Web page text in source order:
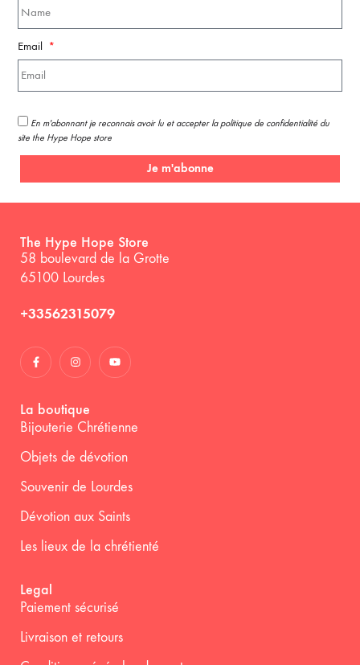
Email
En m'abonnant je reconnais avoir lu et accepter la politique de confidentialité du
site the Hype Hope store
Je m'abonne
The Hype Hope Store
58 boulevard de la Grotte
65100 Lourdes
+33562315079
La boutique
Bijouterie Chrétienne
Objets de dévotion
Souvenir de Lourdes
Dévotion aux Saints
Les lieux de la chrétienté
Legal
Paiement sécurisé
Livraison et retours